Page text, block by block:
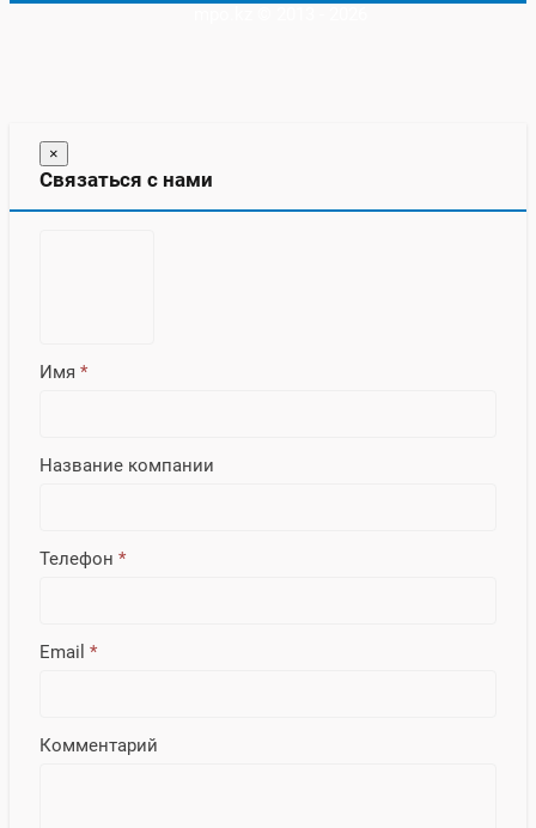
×
Связаться с нами
Имя *
Название компании
Телефон *
Email *
Комментарий